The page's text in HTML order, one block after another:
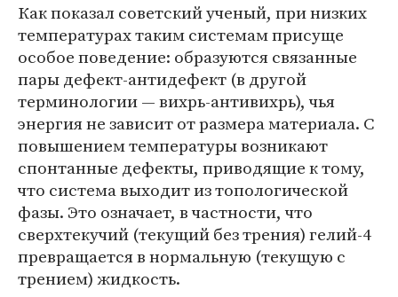
Как показал советский ученый, при низких
температурах таким системам присуще
особое поведение: образуются связанные
пары дефект-антидефект (в другой
терминологии — вихрь-антивихрь), чья
энергия не зависит от размера материала. С
повышением температуры возникают
спонтанные дефекты, приводящие к тому,
что система выходит из топологической
фазы. Это означает, в частности, что
сверхтекучий (текущий без трения) гелий-4
превращается в нормальную (текущую с
трением) жидкость.